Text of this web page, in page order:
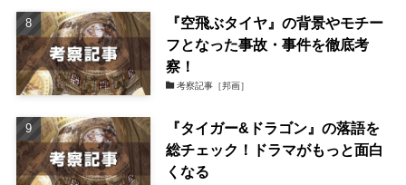
『空飛ぶタイヤ』の背景やモチー
フとなった事故・事件を徹底考
察！
考察記事［邦画］
『タイガー&ドラゴン』の落語を
総チェック！ドラマがもっと面白
くなる